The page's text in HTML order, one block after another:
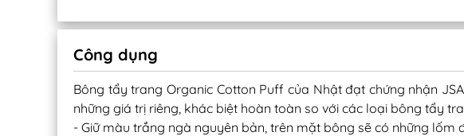
Công dụng
Bông tẩy trang Organic Cotton Puff của Nhật đạt chứng nhận
những giá trị riêng, khác biệt hoàn toàn so với các loại bông tẩy
- Giữ màu trắng ngà nguyên bản, trên mặt bông sẽ có những lốm